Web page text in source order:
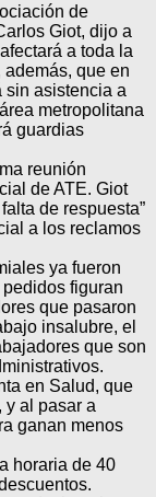
de
Giot, dijo a
a toda la
que en
sin asistencia a
metropolitana
guardias
reunión
de ATE. Giot
de respuesta”
a los reclamos
ya fueron
figuran
que pasaron
insalubre, el
que son
en Salud, que
y al pasar a
ganan menos
horaria de 40